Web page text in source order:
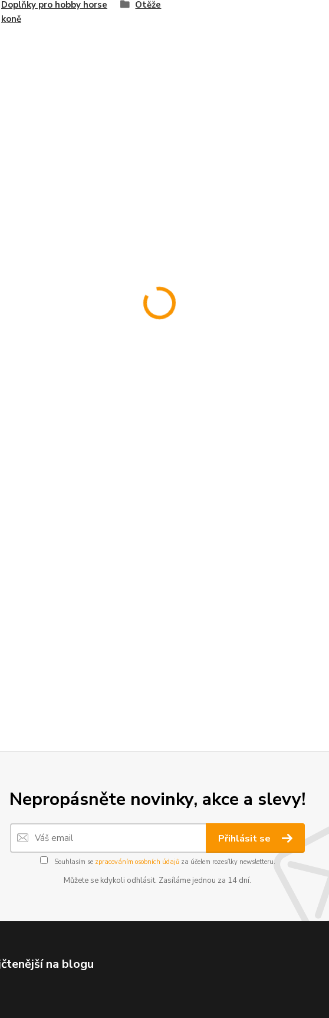
Doplňky pro hobby horse
koně
Otěže
Nepropásněte novinky, akce a slevy!
Přihlásit se
Souhlasím se zpracováním osobních údajůza účelem rozesílky newsletteru.
Můžete se kdykoli odhlásit. Zasíláme jednou za 14 dní.
na blogu